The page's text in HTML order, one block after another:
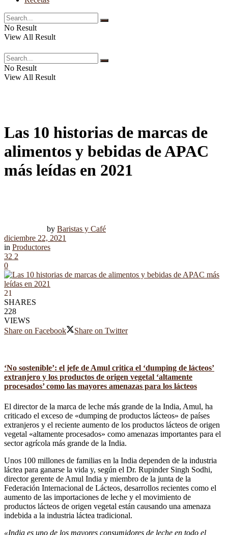
No Result
View All Result
No Result
View All Result
Las 10 historias de marcas de
alimentos y bebidas de APAC
más leídas en 2021
by Baristas y Café
diciembre 22, 2021
in Productores
32 2
0
21
SHARES
228
VIEWS
Share on Facebook
Share on Twitter
‘No sostenible’: el jefe de Amul critica el ‘dumping de lácteos’
extranjero y los productos de origen vegetal ‘altamente
procesados’ como las mayores amenazas para los lácteos
El director de la marca de leche más grande de la India, Amul, ha
criticado el exceso de «dumping de productos lácteos» de países
extranjeros y el reciente aumento de los productos lácteos de origen
vegetal «altamente procesados» como amenazas importantes para el
sector agrícola más grande de la India.
Unos 100 millones de familias en la India dependen de la industria
láctea para ganarse la vida y, según el Dr. Rupinder Singh Sodhi,
director gerente de Amul India y miembro de la junta de la
Federación Internacional de Lácteos, desarrollos recientes como el
aumento de las importaciones de leche y el movimiento de
productos lácteos de origen vegetal están causando una amenaza
indebida a la industria láctea tradicional.
«India es uno de los mayores consumidores de leche en todo el